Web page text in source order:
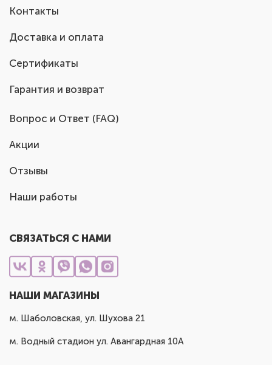
Контакты
Доставка и оплата
Сертификаты
Гарантия и возврат
Вопрос и Ответ (FAQ)
Акции
Отзывы
Наши работы
СВЯЗАТЬСЯ С НАМИ
НАШИ МАГАЗИНЫ
м. Шаболовская, ул. Шухова 21
м. Водный стадион ул. Авангардная 10А